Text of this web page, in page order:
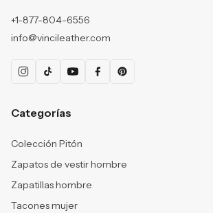
+1-877-804-6556
info@vincileather.com
Categorías
Colección Pitón
Zapatos de vestir hombre
Zapatillas hombre
Tacones mujer